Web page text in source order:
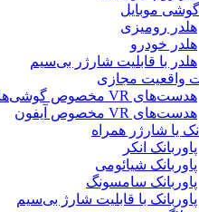
موبایل
هلدر رومیزی
هلدر خودرو
هلدر با قابلیت شارژر بی‌سیم
واقعیت مجازی
هدست‌های VR مخصوص گوشی‌های اندرویدی
هدست‌های VR مخصوص آیفون
یا شارژر همراه
پاوربانک انکر
پاوربانک شیائومی
پاوربانک سامسونگ
پاوربانک با قابلیت شارژ بی‌سیم